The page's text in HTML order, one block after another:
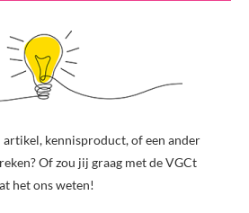
artikel, kennisproduct, of een ander
Of zou jij graag met de VGCt
het ons weten!